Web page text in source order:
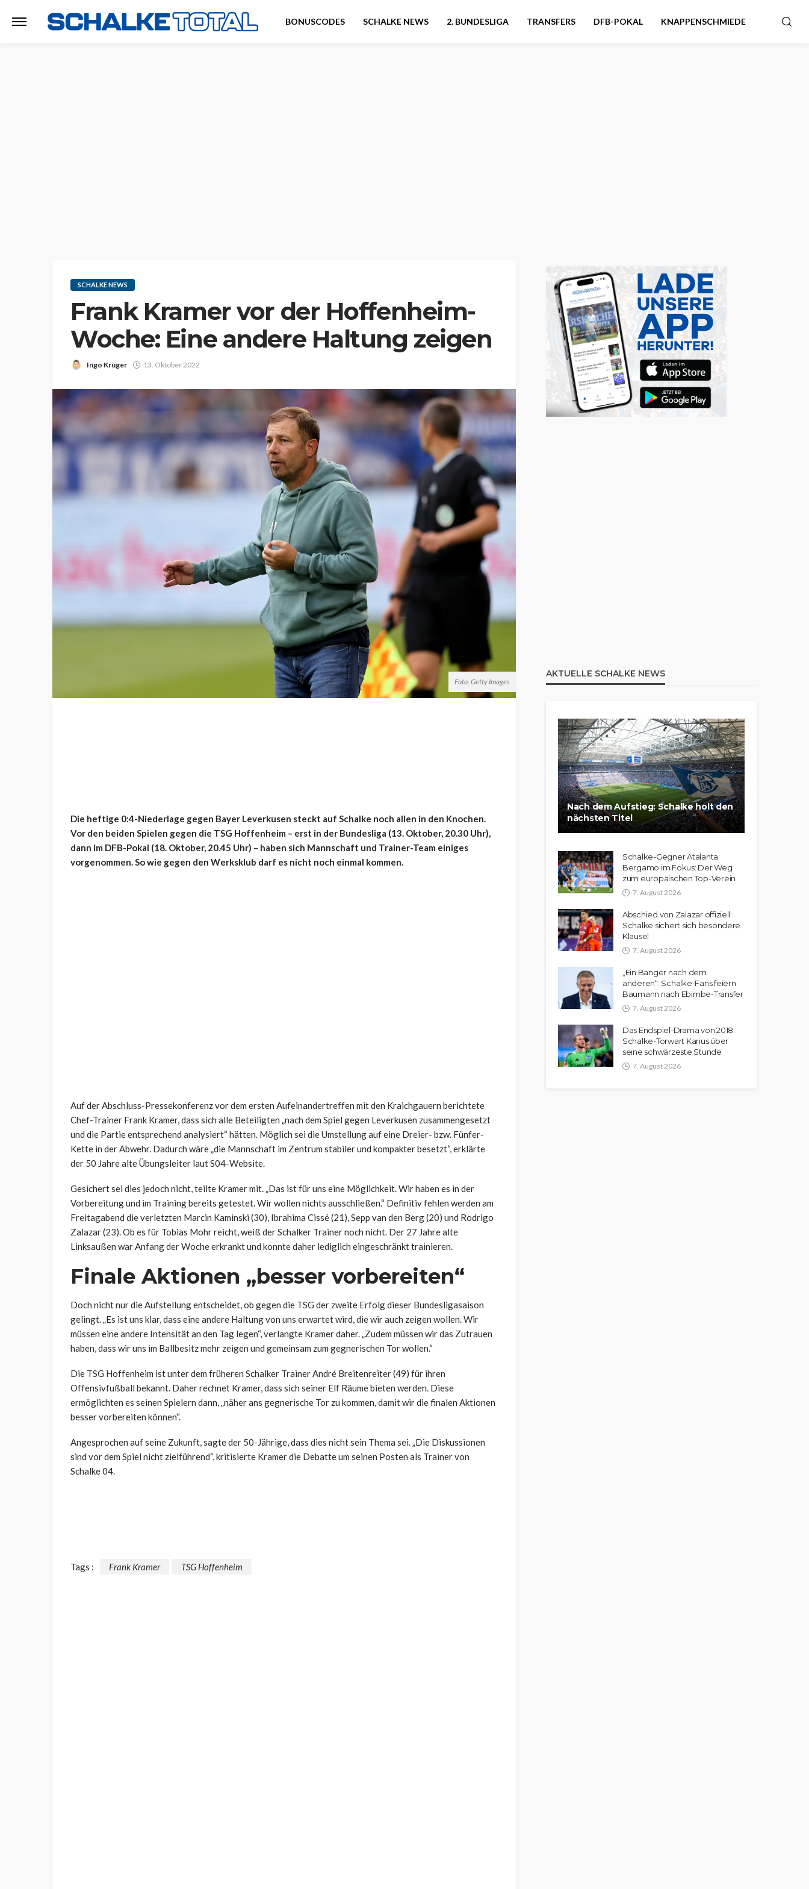
BONUSCODES SCHALKE NEWS 2. BUNDESLIGA TRANSFERS DFB-POKAL KNAPPENSCHMIEDE
SCHALKE NEWS
Frank Kramer vor der Hoffenheim-
Woche: Eine andere Haltung zeigen
Ingo Krüger 13. Oktober 2022
Foto: Getty Images
Die heftige 0:4-Niederlage gegen Bayer Leverkusen steckt auf Schalke noch allen in den Knochen.
Vor den beiden Spielen gegen die TSG Hoffenheim – erst in der Bundesliga (13. Oktober, 20.30 Uhr),
dann im DFB-Pokal (18. Oktober, 20.45 Uhr) – haben sich Mannschaft und Trainer-Team einiges
vorgenommen. So wie gegen den Werksklub darf es nicht noch einmal kommen.
Auf der Abschluss-Pressekonferenz vor dem ersten Aufeinandertreffen mit den Kraichgauern berichtete
Chef-Trainer Frank Kramer, dass sich alle Beteiligten „nach dem Spiel gegen Leverkusen zusammengesetzt
und die Partie entsprechend analysiert“ hätten. Möglich sei die Umstellung auf eine Dreier- bzw. Fünfer-
Kette in der Abwehr. Dadurch wäre „die Mannschaft im Zentrum stabiler und kompakter besetzt“, erklärte
der 50 Jahre alte Übungsleiter laut S04-Website.
Gesichert sei dies jedoch nicht, teilte Kramer mit. „Das ist für uns eine Möglichkeit. Wir haben es in der
Vorbereitung und im Training bereits getestet. Wir wollen nichts ausschließen.“ Definitiv fehlen werden am
Freitagabend die verletzten Marcin Kaminski (30), Ibrahima Cissé (21), Sepp van den Berg (20) und Rodrigo
Zalazar (23). Ob es für Tobias Mohr reicht, weiß der Schalker Trainer noch nicht. Der 27 Jahre alte
Linksaußen war Anfang der Woche erkrankt und konnte daher lediglich eingeschränkt trainieren.
Finale Aktionen „besser vorbereiten“
Doch nicht nur die Aufstellung entscheidet, ob gegen die TSG der zweite Erfolg dieser Bundesligasaison
gelingt. „Es ist uns klar, dass eine andere Haltung von uns erwartet wird, die wir auch zeigen wollen. Wir
müssen eine andere Intensität an den Tag legen“, verlangte Kramer daher. „Zudem müssen wir das Zutrauen
haben, dass wir uns im Ballbesitz mehr zeigen und gemeinsam zum gegnerischen Tor wollen.“
Die TSG Hoffenheim ist unter dem früheren Schalker Trainer André Breitenreiter (49) für ihren
Offensivfußball bekannt. Daher rechnet Kramer, dass sich seiner Elf Räume bieten werden. Diese
ermöglichten es seinen Spielern dann, „näher ans gegnerische Tor zu kommen, damit wir die finalen Aktionen
besser vorbereiten können“.
Angesprochen auf seine Zukunft, sagte der 50-Jährige, dass dies nicht sein Thema sei. „Die Diskussionen
sind vor dem Spiel nicht zielführend“, kritisierte Kramer die Debatte um seinen Posten als Trainer von
Schalke 04.
Tags : Frank Kramer TSG Hoffenheim
AKTUELLE SCHALKE NEWS
Nach dem Aufstieg: Schalke holt den
nächsten Titel
Schalke-Gegner Atalanta
Bergamo im Fokus: Der Weg
zum europäischen Top-Verein
7. August 2026
Abschied von Zalazar offiziell:
Schalke sichert sich besondere
Klausel
7. August 2026
„Ein Banger nach dem
anderen“: Schalke-Fans feiern
Baumann nach Ebimbe-Transfer
7. August 2026
Das Endspiel-Drama von 2018:
Schalke-Torwart Karius über
seine schwärzeste Stunde
7. August 2026